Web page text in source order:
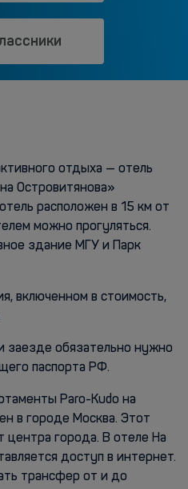
отдыха — отель
Островитянова»
расположен в 15 км от
можно прогуляться.
здание МГУ и Парк
включенном в стоимость,
заезде обязательно нужно
паспорта РФ.
Paro-Kudo на
в городе Москва. Этот
центра города. В отеле На
доступ в интернет.
трансфер от и до